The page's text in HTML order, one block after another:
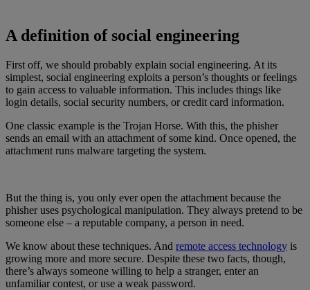
A definition of social engineering
First off, we should probably explain social engineering. At its
simplest, social engineering exploits a person’s thoughts or feelings
to gain access to valuable information. This includes things like
login details, social security numbers, or credit card information.
One classic example is the Trojan Horse. With this, the phisher
sends an email with an attachment of some kind. Once opened, the
attachment runs malware targeting the system.
But the thing is, you only ever open the attachment because the
phisher uses psychological manipulation. They always pretend to be
someone else – a reputable company, a person in need.
We know about these techniques. And remote access technology is
growing more and more secure. Despite these two facts, though,
there’s always someone willing to help a stranger, enter an
unfamiliar contest, or use a weak password.